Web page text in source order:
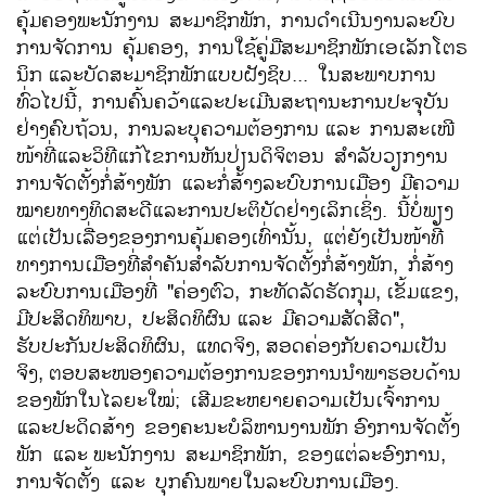
ຄຸ້ມຄອງພະນັກງານ ສະມາຊິກພັກ, ການດຳເນີນງານລະບົບ
ການຈັດການ ຄຸ້ມຄອງ, ການໃຊ້ຄູ່ມືສະມາຊິກພັກເອເລັກໂຕຣ
ນິກ ແລະບັດສະມາຊິກພັກແບບຝັງຊິບ... ໃນສະພາບການ
ທົ່ວໄປນີ້, ການຄົ້ນຄວ້າແລະປະເມີນສະຖານະການປະຈຸບັນ
ຢ່າງຄົບຖ້ວນ, ການລະບຸຄວາມຕ້ອງການ ແລະ ການສະເໜີ
ໜ້າທີ່ແລະວິທີແກ້ໄຂການຫັນປ່ຽນດິຈິຕອນ ສຳລັບວຽກງານ
ການຈັດຕັ້ງກໍ່ສ້າງພັກ ແລະກໍ່ສ້າງລະບົບການເມືອງ ມີຄວາມ
ໝາຍທາງທິດສະດີແລະການປະຕິບັດຢ່າງເລິກເຊິ່ງ. ນີ້ບໍ່ພຽງ
ແຕ່ເປັນເລື່ອງຂອງການຄຸ້ມຄອງເທົ່ານັ້ນ, ແຕ່ຍັງເປັນໜ້າທີ່
ທາງການເມືອງທີ່ສຳຄັນສຳລັບການຈັດຕັ້ງກໍ່ສ້າງພັກ, ກໍ່ສ້າງ
ລະບົບການເມືອງທີ່ "ຄ່ອງຕົວ, ກະທັດລັດຮັດກຸມ, ເຂັ້ມແຂງ,
ມີປະສິດທິພາບ, ປະສິດທິຜົນ ແລະ ມີຄວາມສັດສີດ",
ຮັບປະກັນປະສິດທິຜົນ, ແທດຈິງ, ສອດຄ່ອງກັບຄວາມເປັນ
ຈິງ, ຕອບສະໜອງຄວາມຕ້ອງການຂອງການນຳພາຮອບດ້ານ
ຂອງພັກໃນໄລຍະໃໝ່; ເສີມຂະຫຍາຍຄວາມເປັນເຈົ້າການ
ແລະປະດິດສ້າງ ຂອງຄະນະບໍລິຫານງານພັກ ອົງການຈັດຕັ້ງ
ພັກ ແລະພະນັກງານ ສະມາຊິກພັກ, ຂອງແຕ່ລະອົງການ,
ການຈັດຕັ້ງ ແລະ ບຸກຄົນພາຍໃນລະບົບການເມືອງ.